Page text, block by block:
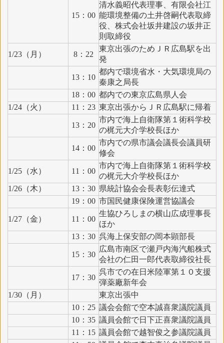
15：00
清水義昭代表理事、有限会社江
能環境整備の土井啓嗣代表取締
役、株式会社坂井建設の坂井正
則取締役
1/23（月） 8：22
東京出張のためＪＲ広島駅を出
発
13：10
都内で環境省水・大気環境局の
秦康之局長
18：00 都内での東京広島県人会
1/24（火）
11：23 東京出張からＪＲ広島駅に帰着
13：20
市内で海上自衛隊第１術科学校
の梶元大介学校長ほか
14：00
市内での県市議会議長会議員研
修会
1/25（水） 11：00
市内で海上自衛隊第１術科学校
の梶元大介学校長ほか
1/26（木）
13：30 県統計協会会長表彰伝達式
19：00 市国民健康保険運営協議会
1/27（金） 11：00
生協ひろしまの横山広成理事長
ほか
13：30 呉海上保安部の岡本顕部長
15：30
広島市南区で瀬戸内海汽船株式
会社の仁田一郎代表取締役社長
17：30
呉市での在日米陸軍第１０支援
弾薬廠新年会
1/30（月）
東京出張中
10：25 議会会館で空本誠喜衆議院議員
10：35 議員会館で日下正喜衆議院議員
11：15 議員会館で越智俊之参議院議員